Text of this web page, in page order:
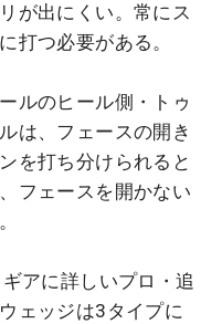
が出にくい。常にス
打つ必要がある。
ルのヒール側・トゥ
は、フェースの開き
を打ち分けられると
フェースを開かない
アに詳しいプロ・追
ェッジは3タイプに